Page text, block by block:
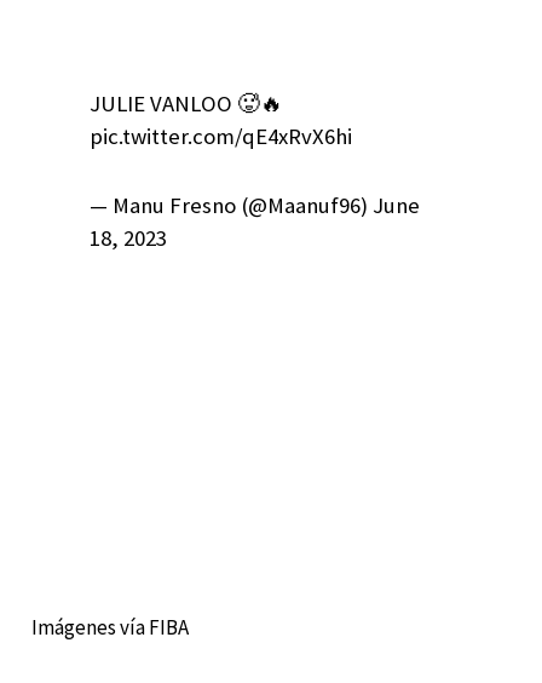
JULIE VANLOO 🥵🔥
pic.twitter.com/qE4xRvX6hi
— Manu Fresno (@Maanuf96) June
18, 2023
Imágenes vía FIBA